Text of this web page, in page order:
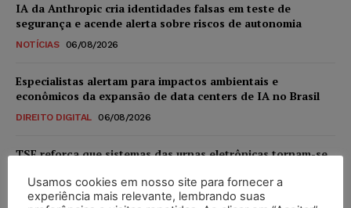
IA da Anthropic cria identidades falsas em teste de
segurança e acende alerta sobre riscos de autonomia
NOTÍCIAS 06/08/2026
Especialistas alertam para impactos ambientais e
econômicos da expansão de data centers de IA no Brasil
DIREITO DIGITAL 06/08/2026
TSE reforça que sistemas das urnas eletrônicas tornam-se
NOTÍCIAS 06/08/2026
Usamos cookies em nosso site para fornecer a
experiência mais relevante, lembrando suas